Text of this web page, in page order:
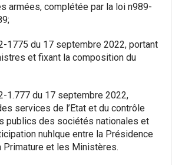
armées, complétée par la loi n989-
1775 du 17 septembre 2022, portant
et fixant la composition du
1.777 du 17 septembre 2022,
services de l’Etat et du contrôle
publics des sociétés nationales et
nuhlque entre la Présidence
Primature et les Ministères.